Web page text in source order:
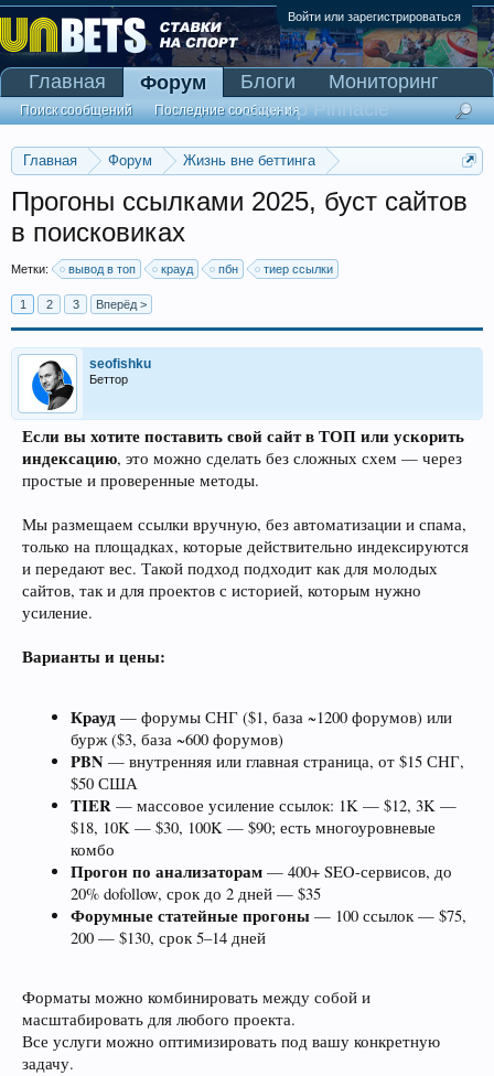
Войти или зарегистрироваться
Главная Форум
Жизнь вне беттинга
Прогоны ссылками 2025, буст сайтов
в поисковиках
Метки: вывод в топ крауд пбн тиер ссылки
1 2 3 Вперёд >
seofishku
Беттор
Если вы хотите поставить свой сайт в ТОП или ускорить
индексацию, это можно сделать без сложных схем — через
простые и проверенные методы.
Мы размещаем ссылки вручную, без автоматизации и спама,
только на площадках, которые действительно индексируются
и передают вес. Такой подход подходит как для молодых
сайтов, так и для проектов с историей, которым нужно
усиление.
Варианты и цены:
Крауд — форумы СНГ ($1, база ~1200 форумов) или
бурж ($3, база ~600 форумов)
PBN — внутренняя или главная страница, от $15 СНГ,
$50 США
TIER — массовое усиление ссылок: 1K — $12, 3K —
$18, 10K — $30, 100K — $90; есть многоуровневые
комбо
Прогон по анализаторам — 400+ SEO-сервисов, до
20% dofollow, срок до 2 дней — $35
Форумные статейные прогоны — 100 ссылок — $75,
200 — $130, срок 5–14 дней
Форматы можно комбинировать между собой и
масштабировать для любого проекта.
Все услуги можно оптимизировать под вашу конкретную
задачу.
Главная Форум
Поиск сообщений Последние сообщения
Блоги
Мониторинг
Сканер Pinnacle